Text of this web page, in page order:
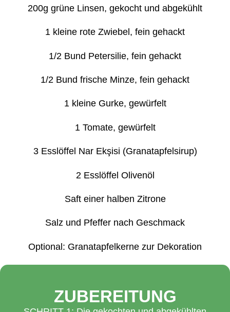
200g grüne Linsen, gekocht und abgekühlt
1 kleine rote Zwiebel, fein gehackt
1/2 Bund Petersilie, fein gehackt
1/2 Bund frische Minze, fein gehackt
1 kleine Gurke, gewürfelt
1 Tomate, gewürfelt
3 Esslöffel Nar Ekşisi (Granatapfelsirup)
2 Esslöffel Olivenöl
Saft einer halben Zitrone
Salz und Pfeffer nach Geschmack
Optional: Granatapfelkerne zur Dekoration
ZUBEREITUNG